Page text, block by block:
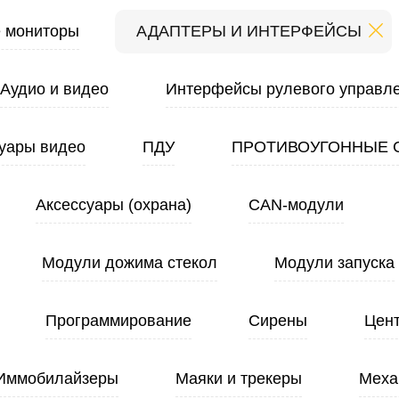
мониторы АДАПТЕРЫ И ИНТЕРФЕЙСЫ
Аудио и видео Интерфейсы рулевого
видео ПДУ ПРОТИВОУГОННЫЕ
Аксессуары (охрана) CAN-модули
Модули дожима стекол Модули запуска
Программирование Сирены
Маяки и трекеры